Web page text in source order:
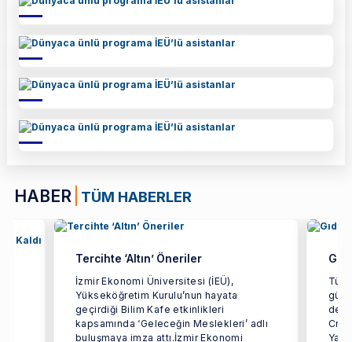
HABER TÜM HABERLER
Tercihte ‘Altın’ Öneriler
İzmir Ekonomi Üniversitesi (İEÜ),
Yükseköğretim Kurulu’nun hayata
geçirdiği Bilim Kafe etkinlikleri
kapsamında ‘Geleceğin Meslekleri’ adlı
buluşmaya imza attı.İzmir Ekonomi